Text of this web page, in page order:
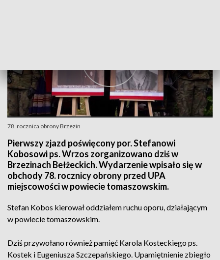
78. rocznica obrony Brzezin
Pierwszy zjazd poświęcony por. Stefanowi
Kobosowi ps. Wrzos zorganizowano dziś w
Brzezinach Bełżeckich. Wydarzenie wpisało się w
obchody 78. rocznicy obrony przed UPA
miejscowości w powiecie tomaszowskim.
Stefan Kobos kierował oddziałem ruchu oporu, działającym
w powiecie tomaszowskim.
Dziś przywołano również pamięć Karola Kosteckiego ps.
Kostek i Eugeniusza Szczepańskiego. Upamiętnienie zbiegło